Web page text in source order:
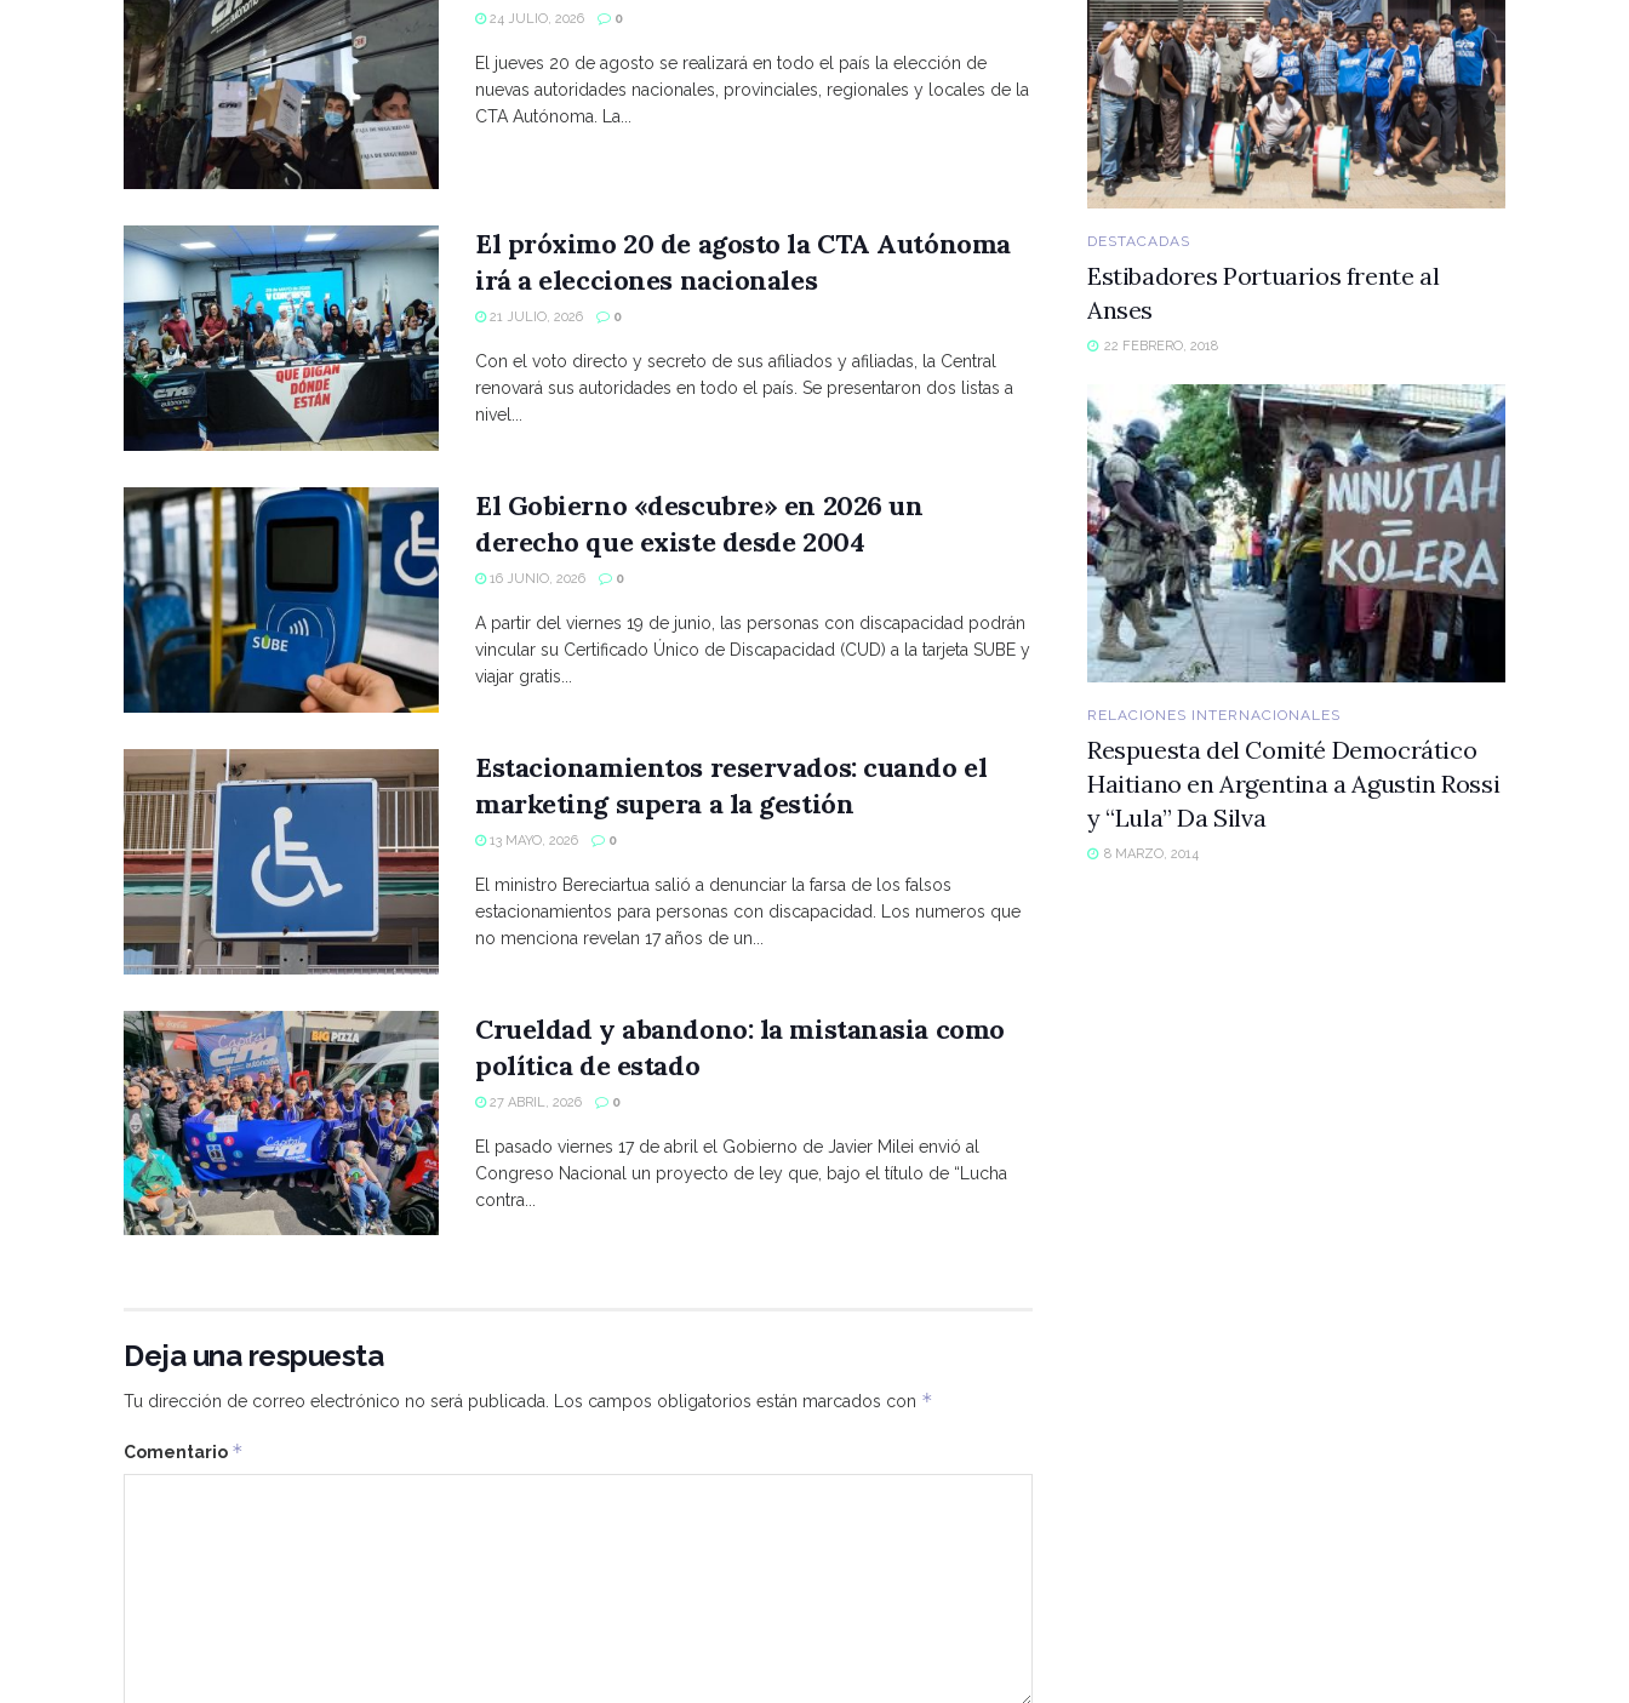
24 JULIO, 2026 0
El jueves 20 de agosto se realizará en todo el país la elección de
nuevas autoridades nacionales, provinciales, regionales y locales de la
CTA Autónoma. La...
El próximo 20 de agosto la CTA Autónoma
irá a elecciones nacionales
21 JULIO, 2026 0
Con el voto directo y secreto de sus afiliados y afiliadas, la Central
renovará sus autoridades en todo el país. Se presentaron dos listas a
nivel...
El Gobierno «descubre» en 2026 un
derecho que existe desde 2004
16 JUNIO, 2026 0
A partir del viernes 19 de junio, las personas con discapacidad podrán
vincular su Certificado Único de Discapacidad (CUD) a la tarjeta SUBE y
viajar gratis...
Estacionamientos reservados: cuando el
marketing supera a la gestión
13 MAYO, 2026 0
El ministro Bereciartua salió a denunciar la farsa de los falsos
estacionamientos para personas con discapacidad. Los numeros que
no menciona revelan 17 años de un...
Crueldad y abandono: la mistanasia como
política de estado
27 ABRIL, 2026 0
El pasado viernes 17 de abril el Gobierno de Javier Milei envió al
Congreso Nacional un proyecto de ley que, bajo el título de “Lucha
contra...
Deja una respuesta
Tu dirección de correo electrónico no será publicada. Los campos obligatorios están marcados con *
Comentario *
DESTACADAS
Estibadores Portuarios frente al
Anses
22 FEBRERO, 2018
RELACIONES INTERNACIONALES
Respuesta del Comité Democrático
Haitiano en Argentina a Agustin Rossi
y “Lula” Da Silva
8 MARZO, 2014